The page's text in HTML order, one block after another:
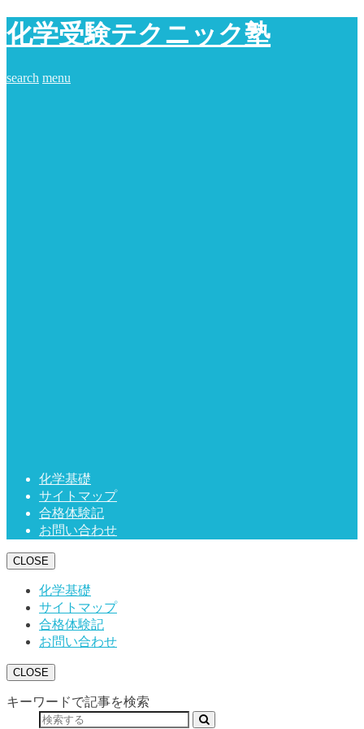
化学受験テクニック塾
search menu
化学基礎
サイトマップ
合格体験記
お問い合わせ
CLOSE
化学基礎
サイトマップ
合格体験記
お問い合わせ
CLOSE
キーワードで記事を検索